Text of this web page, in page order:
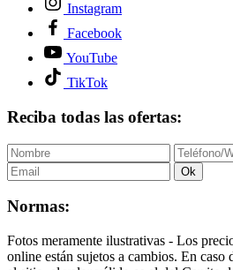
Instagram
Facebook
YouTube
TikTok
Reciba todas las ofertas:
Ok
Normas:
Fotos meramente ilustrativas - Los
online están sujetos a cambios. En caso